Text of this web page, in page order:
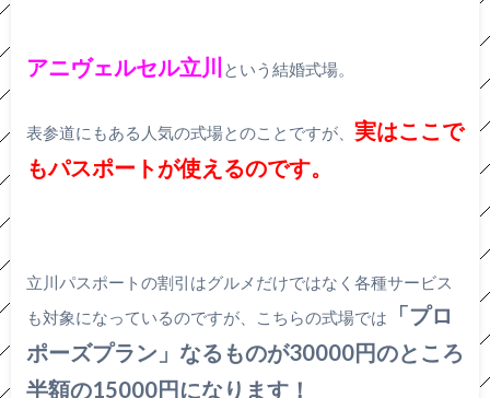
アニヴェルセル立川 という結婚式場。
表参道にもある人気の式場とのことですが、 実はここで
もパスポートが使えるのです。
立川パスポートの割引はグルメだけではなく各種サービス
も対象になっているのですが、こちらの式場では
「プロ
ポーズプラン」なるものが30000円のところ
半額の15000円になります！